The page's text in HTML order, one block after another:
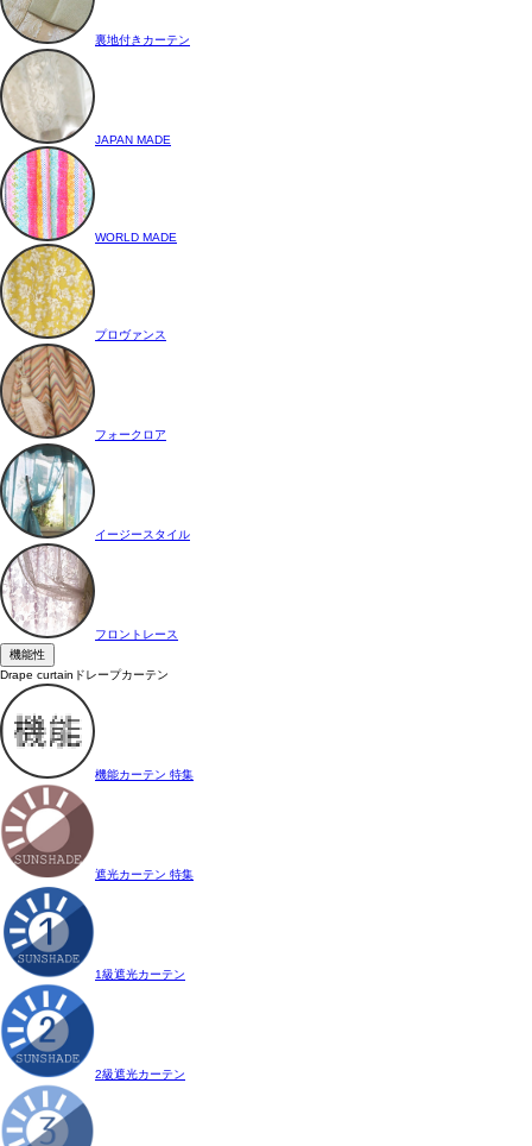
裏地付きカーテン
JAPAN MADE
WORLD MADE
プロヴァンス
フォークロア
イージースタイル
フロントレース
機能性
Drape curtain ドレープカーテン
機能カーテン 特集
遮光カーテン 特集
1級遮光カーテン
2級遮光カーテン